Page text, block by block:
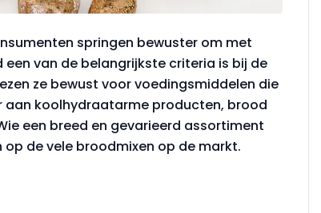
springen bewuster om met
van de belangrijkste criteria is bij de
ze bewust voor voedingsmiddelen die
aan koolhydraatarme producten, brood
een breed en gevarieerd assortiment
de vele broodmixen op de markt.